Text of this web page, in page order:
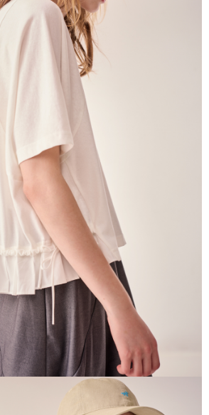
務購買商品或服務，並由商店將買賣／分期付款
，依約使用本公司帳單繳交帳款。
付你分期」之契約關係目的，商店將以您的個人
址）提供予台灣大哥大進項蒐集、處理及利用，
帳單所需資料之確認、核對及更正。
閱以下連結：
https://oppay.tw/userRule
含以上)免運費
含以上)免運費